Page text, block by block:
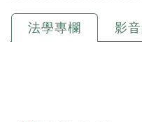
法學專欄 影